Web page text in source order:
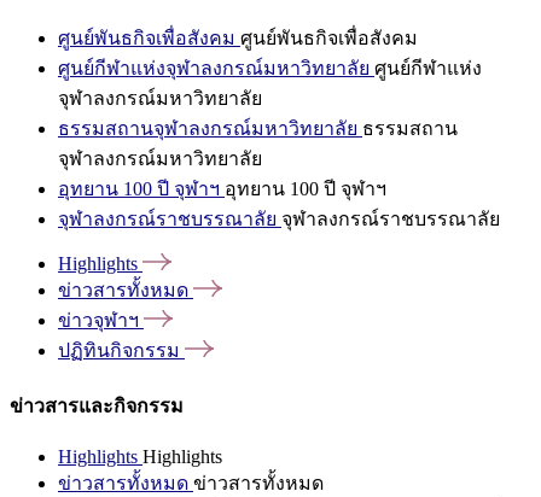
ศูนย์พันธกิจเพื่อสังคม ศูนย์พันธกิจเพื่อสังคม
ศูนย์กีฬาแห่งจุฬาลงกรณ์มหาวิทยาลัย ศูนย์กีฬาแห่ง
จุฬาลงกรณ์มหาวิทยาลัย
ธรรมสถานจุฬาลงกรณ์มหาวิทยาลัย ธรรมสถาน
จุฬาลงกรณ์มหาวิทยาลัย
อุทยาน 100 ปี จุฬาฯ อุทยาน 100 ปี จุฬาฯ
จุฬาลงกรณ์ราชบรรณาลัย จุฬาลงกรณ์ราชบรรณาลัย
Highlights
ข่าวสารทั้งหมด
ข่าวจุฬาฯ
ปฏิทินกิจกรรม
ข่าวสารและกิจกรรม
Highlights Highlights
ข่าวสารทั้งหมด ข่าวสารทั้งหมด